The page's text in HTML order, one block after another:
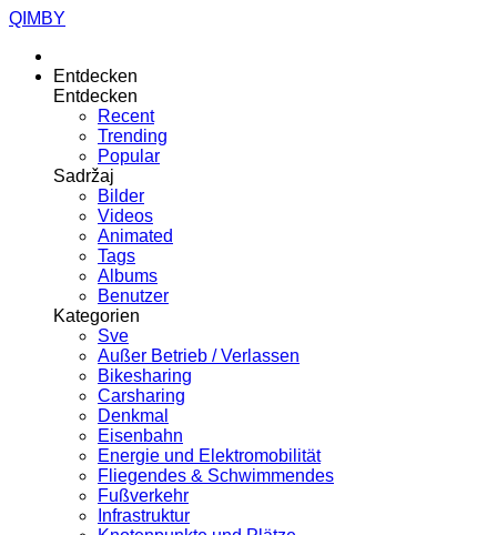
QIMBY
Entdecken
Entdecken
Recent
Trending
Popular
Sadržaj
Bilder
Videos
Animated
Tags
Albums
Benutzer
Kategorien
Sve
Außer Betrieb / Verlassen
Bikesharing
Carsharing
Denkmal
Eisenbahn
Energie und Elektromobilität
Fliegendes & Schwimmendes
Fußverkehr
Infrastruktur